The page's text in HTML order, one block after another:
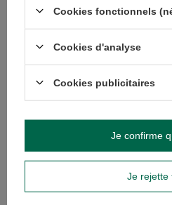
Posez votre question et nous vous
seront publiées pour que d'autres
Cookies fonctionnels
Cookies d'analyse
Cookies publicitaires
Je rejette
Je confirme